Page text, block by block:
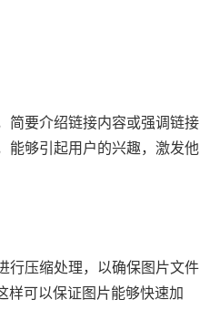
简要介绍链接内容或强调链接
能够引起用户的兴趣，激发他
行压缩处理，以确保图片文件
样可以保证图片能够快速加